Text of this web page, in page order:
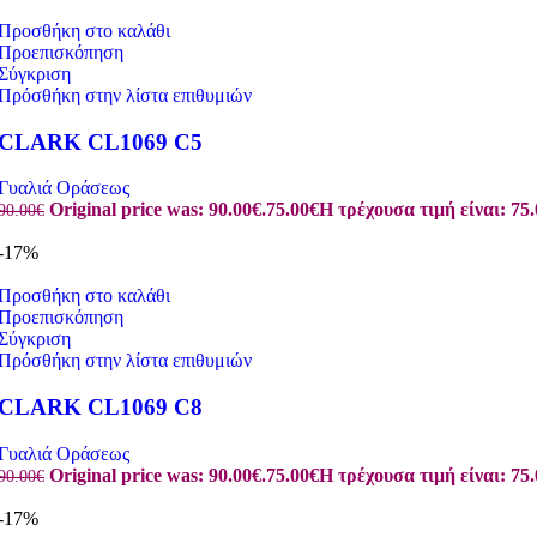
στο καλάθι
στην λίστα επιθυμιών
CL1069 C5
Οράσεως
€ Original price was: 90.00€.75.00€Η τρέχουσα τιμή είναι:
17%
στο καλάθι
στην λίστα επιθυμιών
CL1069 C8
Οράσεως
€ Original price was: 90.00€.75.00€Η τρέχουσα τιμή είναι:
17%